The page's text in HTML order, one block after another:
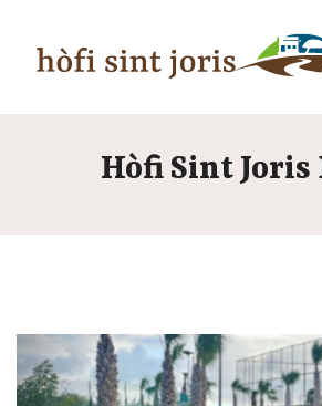
Hòfi Sint Joris